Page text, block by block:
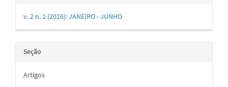
v. 2 n. 1 (2016): JANEIRO - JUNHO
Seção
Artigos